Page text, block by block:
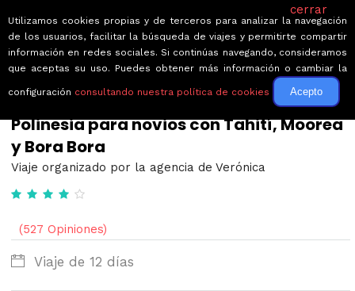
← Volver a Circuitos por Polinesia Francesa
Polinesia para novios con Tahití, Moorea
y Bora Bora
Viaje organizado por la agencia de Verónica
(527 Opiniones)
Viaje de 12 días
cerrar
Utilizamos cookies propias y de terceros para analizar la navegación
de los usuarios, facilitar la búsqueda de viajes y permitirte compartir
información en redes sociales. Si continúas navegando, consideramos
que aceptas su uso. Puedes obtener más información o cambiar la
configuración consultando nuestra política de cookies Acepto